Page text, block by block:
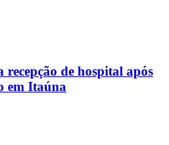
de hospital após
em Itaúna